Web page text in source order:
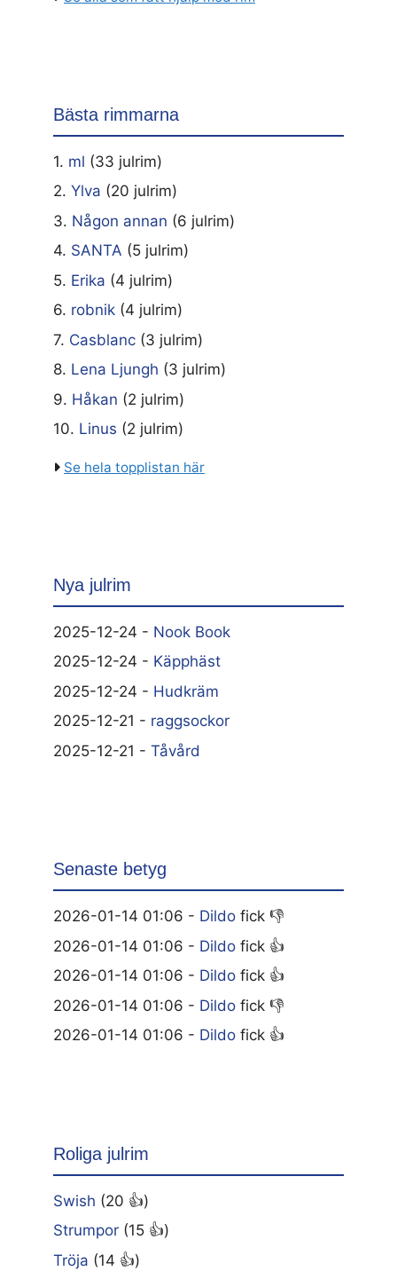
Bästa rimmarna
1. ml (33 julrim)
2. Ylva (20 julrim)
3. Någon annan (6 julrim)
4. SANTA (5 julrim)
5. Erika (4 julrim)
6. robnik (4 julrim)
7. Casblanc (3 julrim)
8. Lena Ljungh (3 julrim)
9. Håkan (2 julrim)
10. Linus (2 julrim)
Se hela topplistan här
Nya julrim
2025-12-24 - Nook Book
2025-12-24 - Käpphäst
2025-12-24 - Hudkräm
2025-12-21 - raggsockor
2025-12-21 - Tåvård
Senaste betyg
2026-01-14 01:06 - Dildo fick 👎
2026-01-14 01:06 - Dildo fick 👍
2026-01-14 01:06 - Dildo fick 👍
2026-01-14 01:06 - Dildo fick 👎
2026-01-14 01:06 - Dildo fick 👍
Roliga julrim
Swish (20 👍)
Strumpor (15 👍)
Tröja (14 👍)